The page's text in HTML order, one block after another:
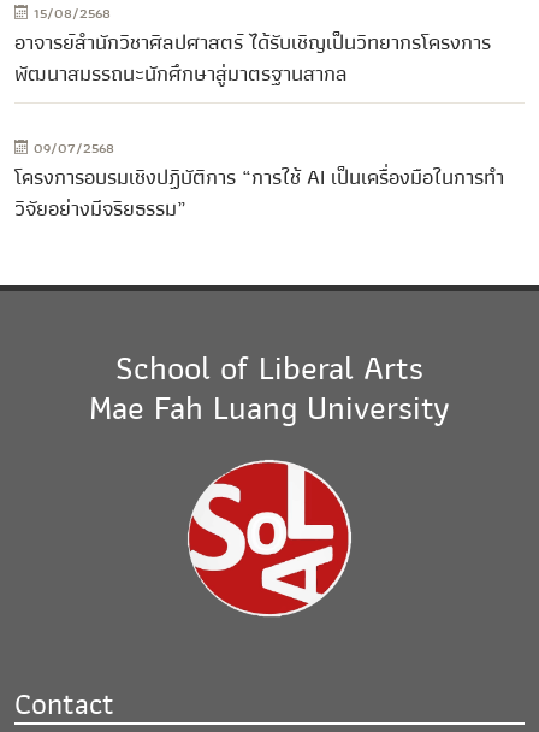
15/08/2568
อาจารย์สำนักวิชาศิลปศาสตร์ ได้รับเชิญเป็นวิทยากรโครงการ
พัฒนาสมรรถนะนักศึกษาสู่มาตรฐานสากล
09/07/2568
โครงการอบรมเชิงปฏิบัติการ “การใช้ AI เป็นเครื่องมือในการทำ
วิจัยอย่างมีจริยธรรม”
School of Liberal Arts
Mae Fah Luang University
Contact